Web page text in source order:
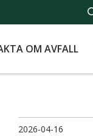
OM AVFALL
2026-04-16